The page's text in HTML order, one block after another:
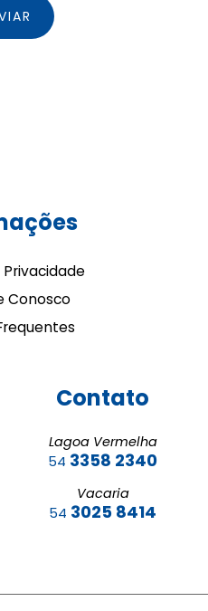
Conosco
Contato
Lagoa Vermelha
54 3358 2340
Vacaria
54 3025 8414